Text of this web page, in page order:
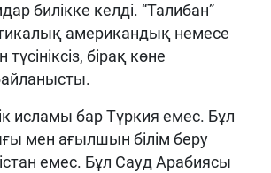
билікке келді. “Талибан”
американдық немесе
бірақ көне
исламы бар Түркия емес. Бұл
мен ағылшын білім беру
емес. Бұл Сауд Арабиясы